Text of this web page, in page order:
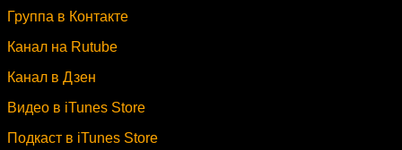
Группа в Контакте
Канал на Rutube
Канал в Дзен
Видео в iTunes Store
Подкаст в iTunes Store